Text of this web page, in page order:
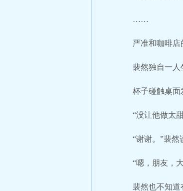
……
严准和咖啡店
裴然独自一人
杯子碰触桌面
“没让他做太
“谢谢。”裴
“嗯，朋友，
裴然也不知道